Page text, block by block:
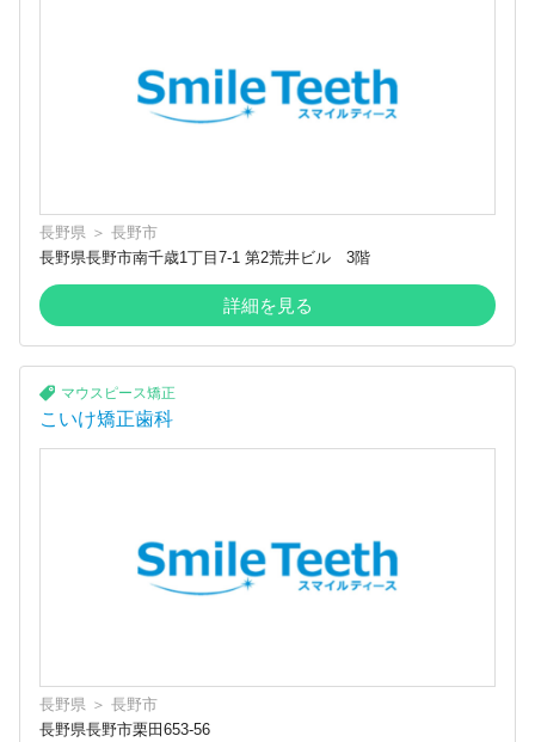
長野県 ＞ 長野市
長野県長野市南千歳1丁目7-1 第2荒井ビル 3階
詳細を見る
マウスピース矯正
こいけ矯正歯科
長野県 ＞ 長野市
長野県長野市栗田653-56